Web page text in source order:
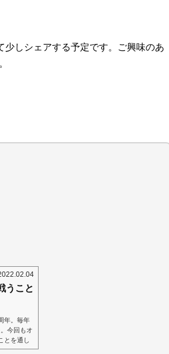
しシェアする予定です。ご興味のあ
うこと
年。毎年
今回もオ
とを通し
ガポール